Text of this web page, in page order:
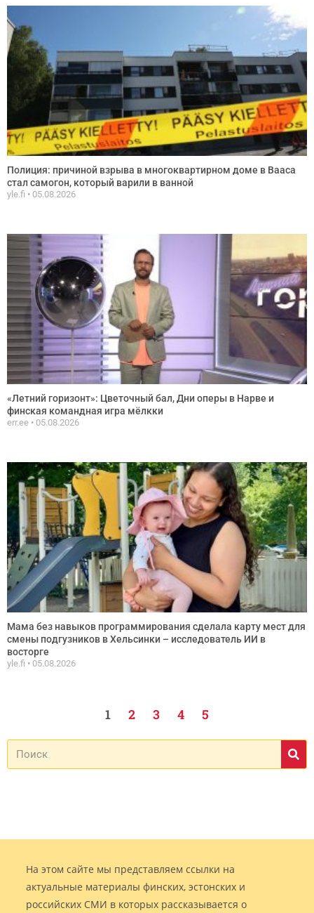
Полиция: причиной взрыва в многоквартирном доме в Вааса
стал самогон, который варили в ванной
yle.fi 05.08.2026
«Летний горизонт»: Цветочный бал, Дни оперы в Нарве и
финская командная игра мёлкки
err.ee 05.08.2026
Мама без навыков программирования сделала карту мест для
смены подгузников в Хельсинки – исследователь ИИ в
восторге
yle.fi 05.08.2026
1 2 3 4 5
На этом сайте мы представляем ссылки на
актуальные материалы финских, эстонских и
российских СМИ в которых рассказывается о